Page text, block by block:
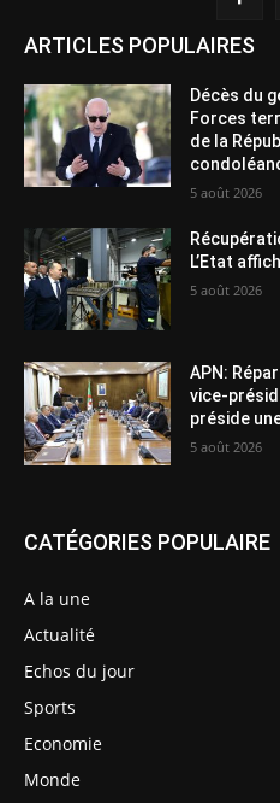
ARTICLES POPULAIRES
Décès du
Forces
de la
5 août 2026
L’Etat
5 août 2026
APN:
vice-
préside
5 août 2026
CATÉGORIES POPULAIRE
A la une
Actualité
Echos du jour
Sports
Economie
Monde